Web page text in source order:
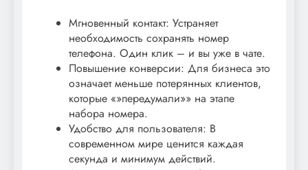
Мгновенный контакт: Устраняет
необходимость сохранять номер
телефона. Один клик – и вы уже в чате.
Повышение конверсии: Для бизнеса это
означает меньше потерянных клиентов,
которые «»передумали»» на этапе
набора номера.
Удобство для пользователя: В
современном мире ценится каждая
секунда и минимум действий.